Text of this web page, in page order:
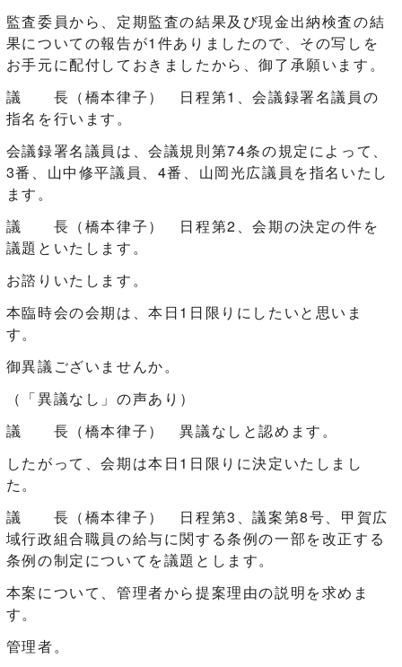
監査委員から、定期監査の結果及び現金出納検査の結
果についての報告が1件ありましたので、その写しを
お手元に配付しておきましたから、御了承願います。
議 長（橋本律子） 日程第1、会議録署名議員の
指名を行います。
会議録署名議員は、会議規則第74条の規定によって、
3番、山中修平議員、4番、山岡光広議員を指名いたし
ます。
議 長（橋本律子） 日程第2、会期の決定の件を
議題といたします。
お諮りいたします。
本臨時会の会期は、本日1日限りにしたいと思いま
す。
御異議ございませんか。
（「異議なし」の声あり）
議 長（橋本律子） 異議なしと認めます。
したがって、会期は本日1日限りに決定いたしまし
た。
議 長（橋本律子） 日程第3、議案第8号、甲賀広
域行政組合職員の給与に関する条例の一部を改正する
条例の制定についてを議題とします。
本案について、管理者から提案理由の説明を求めま
す。
管理者。